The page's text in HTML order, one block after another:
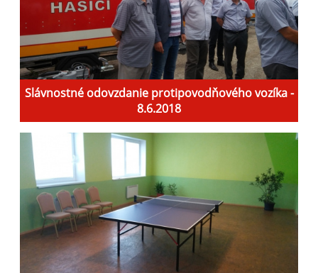
Slávnostné odovzdanie protipovodňového vozíka -
8.6.2018